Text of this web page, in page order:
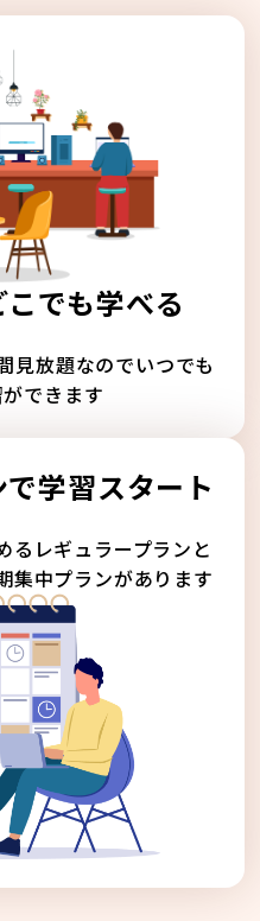
でも学べる
見放題なのでいつでも
できます
学習スタート
るレギュラープランと
集中プランがあります